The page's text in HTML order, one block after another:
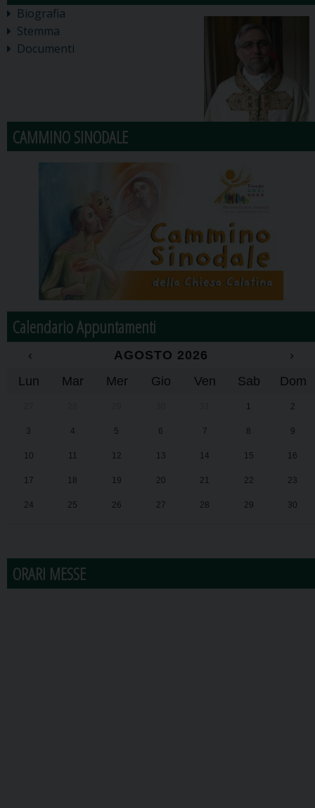
Biografia
Stemma
Documenti
CAMMINO SINODALE
Calendario Appuntamenti
‹ AGOSTO 2026
›
Lun
Mar Mer Gio Ven Sab Dom
1 2
3 4 5 6 7 8 9
10 11 12 13 14 15 16
17 18 19 20 21 22 23
24 25 26 27 28 29 30
ORARI MESSE